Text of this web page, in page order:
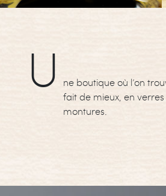
U
ne boutique où l’on
fait de mieux, en
montures.